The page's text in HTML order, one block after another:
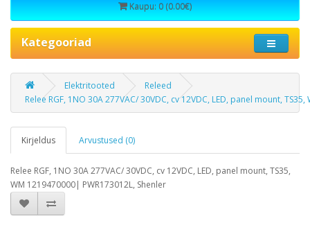
Kaupu: 0 (0.00€)
Kategooriad
Elektritooted
Releed
Relee RGF, 1NO 30A 277VAC/ 30VDC, cv 12VDC, LED, panel mount,
Kirjeldus Arvustused (0)
Relee RGF, 1NO 30A 277VAC/ 30VDC, cv 12VDC, LED, panel mount, TS35,
WM 1219470000| PWR173012L, Shenler